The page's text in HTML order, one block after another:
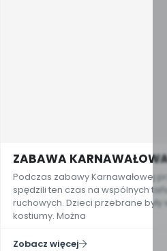
ZABAWA
Podczas zabawy Karnawałowej
spędzili ten czas na wspólnych
ruchowych. Dzieci przebrane były
kostiumy. Można
Zobacz więcej